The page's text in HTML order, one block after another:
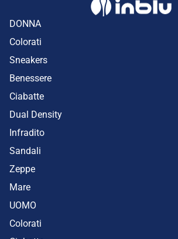
DONNA
Colorati
Sneakers
Benessere
Ciabatte
Dual Density
Infradito
Sandali
Zeppe
Mare
UOMO
Colorati